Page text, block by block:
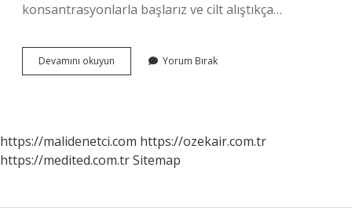
konsantrasyonlarla başlarız ve cilt alıştıkça…
Devamını okuyun
Yüzü
Yorum Bırak
https://malidenetci.com https://ozekair.com.tr
https://medited.com.trSitemap